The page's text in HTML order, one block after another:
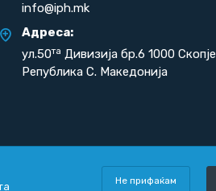
info@iph.mk
Адреса:
ул.50та Дивизија бр.6 1000 Скопје
Република С. Македонија
Не прифаќам